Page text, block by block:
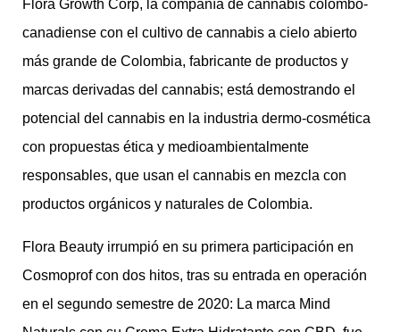
Flora Growth Corp, la compañía de cannabis colombo-
canadiense con el cultivo de cannabis a cielo abierto
más grande de Colombia, fabricante de productos y
marcas derivadas del cannabis; está demostrando el
potencial del cannabis en la industria dermo-cosmética
con propuestas ética y medioambientalmente
responsables, que usan el cannabis en mezcla con
productos orgánicos y naturales de Colombia.
Flora Beauty irrumpió en su primera participación en
Cosmoprof con dos hitos, tras su entrada en operación
en el segundo semestre de 2020: La marca Mind